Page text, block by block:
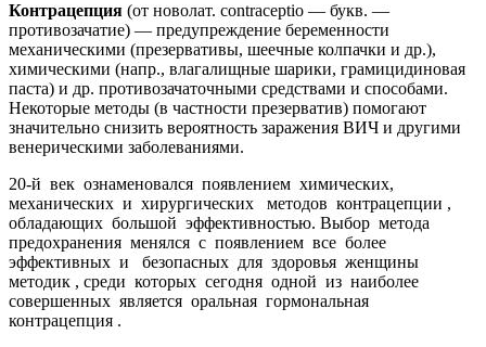
Контрацепция (от новолат. contraceptio — букв. —
противозачатие) — предупреждение беременности
механическими (презервативы, шеечные колпачки и др.),
химическими (напр., влагалищные шарики, грамицидиновая
паста) и др. противозачаточными средствами и способами.
Некоторые методы (в частности презерватив) помогают
значительно снизить вероятность заражения ВИЧ и другими
венерическими заболеваниями.
20-й век ознаменовался появлением химических,
механических и хирургических методов контрацепции ,
обладающих большой эффективностью. Выбор метода
предохранения менялся с появлением все более
эффективных и безопасных для здоровья женщины
методик , среди которых сегодня одной из наиболее
совершенных является оральная гормональная
контрацепция .